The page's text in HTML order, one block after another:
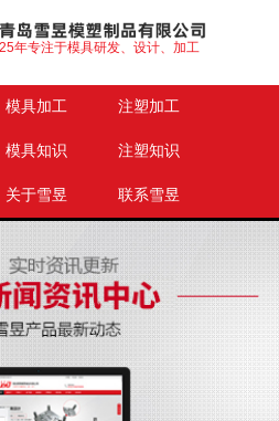
25年专注于模具研发、设计、加工
模具加工 注塑加工
模具知识 注塑知识
关于雪昱 联系雪昱